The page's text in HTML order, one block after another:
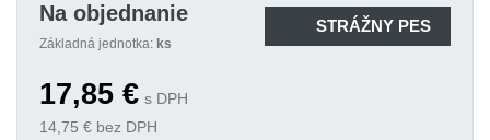
Na objednanie
Základná jednotka: ks
STRÁŽNY PES
17,85 € s DPH
14,75 € bez DPH